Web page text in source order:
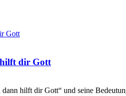
dir Gott
hilft dir Gott“ und seine